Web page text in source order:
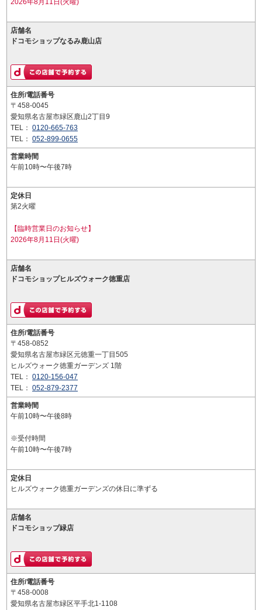
2026年8月11日(火曜)
店舗名
ドコモショップなるみ鹿山店
住所/電話番号
〒458-0045
愛知県名古屋市緑区鹿山2丁目9
TEL： 0120-665-763
TEL： 052-899-0655
営業時間
午前10時〜午後7時
定休日
第2火曜
【臨時営業日のお知らせ】
2026年8月11日(火曜)
店舗名
ドコモショップヒルズウォーク徳重店
住所/電話番号
〒458-0852
愛知県名古屋市緑区元徳重一丁目505
ヒルズウォーク徳重ガーデンズ 1階
TEL： 0120-156-047
TEL： 052-879-2377
営業時間
午前10時〜午後8時
※受付時間
午前10時〜午後7時
定休日
ヒルズウォーク徳重ガーデンズの休日に準ずる
店舗名
ドコモショップ緑店
住所/電話番号
〒458-0008
愛知県名古屋市緑区平手北1-1108